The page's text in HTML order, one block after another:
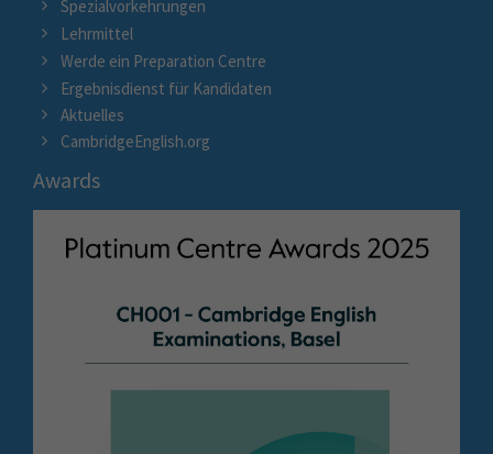
Spezialvorkehrungen
Lehrmittel
Werde ein Preparation Centre
Ergebnisdienst für Kandidaten
Aktuelles
CambridgeEnglish.org
Awards